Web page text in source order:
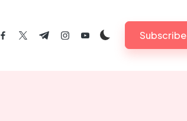
facebook.com
twitter.com
t.me instagram.com
youtube.comSubscribe